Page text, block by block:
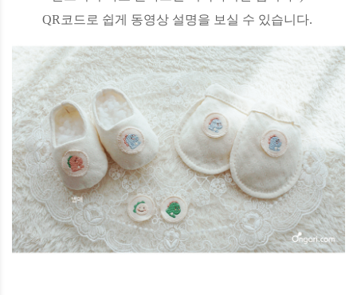
QR코드로 쉽게 동영상 설명을 보실 수 있습니다.